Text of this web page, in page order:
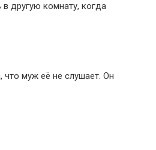
другую комнату, когда
что муж её не слушает. Он